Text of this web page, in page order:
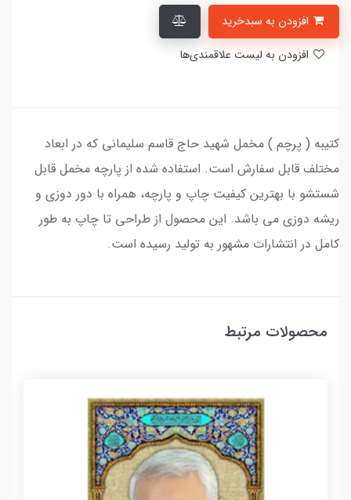
کتیبه ( پرچم ) مخمل شهید حاج قاسم سلیمانی که در ابعاد
مختلف قابل سفارش است. استفاده شده از پارچه مخمل قابل
شستشو با بهترین کیفیت چاپ و پارچه، همراه با دور دوزی و
ریشه دوزی می باشد. این محصول از طراحی تا چاپ به طور
کامل در انتشارات مشهور به تولید رسیده است.
محصولات مرتبط